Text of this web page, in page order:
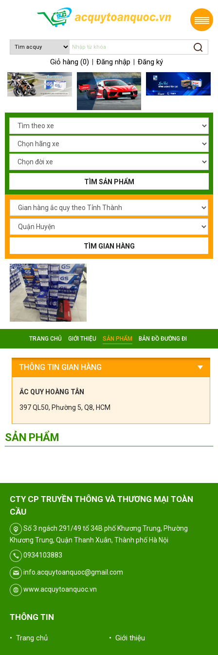
Giỏ hàng (0) Đăng nhập Đăng ký
TÌM SẢN PHẨM
TÌM GIAN HÀNG
TRANG CHỦ GIỚI THIỆU SẢN PHẨM BẢN ĐỒ ĐƯỜNG ĐI
THÔNG TIN GIAN HÀNG
ẮC QUY HOÀNG TÂN
397 QL50, Phường 5, Q8, HCM
SẢN PHẨM
CTY CP TRUYỀN THÔNG VÀ THƯƠNG MẠI TOÀN
CẦU
Số 3 ngách 291/49 tổ 34B phố Khương Trung, Phường
Khương Trung, Quận Thanh Xuân, Thành phố Hà Nội
0934103883
info.acquytoanquoc@gmail.com
www.acquytoanquoc.vn
THÔNG TIN
• Trang chủ • Giới thiệu